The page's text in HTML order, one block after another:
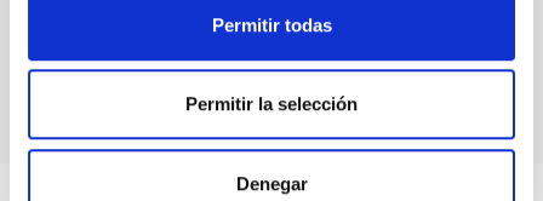
Permitir todas
Permitir la selección
Denegar
GREGOR Solar Telescope